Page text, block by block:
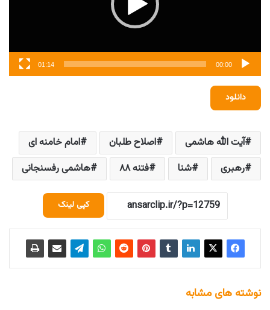
00:00
01:14
دانلود
آیت الله هاشمی اصلاح طلبان
امام خامنه ای
رهبری
شنا فتنه ۸۸ هاشمی رفسنجانی
کپی لینک
نوشته های مشابه